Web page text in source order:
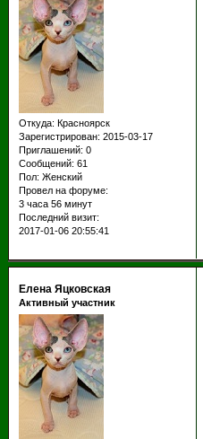
Откуда: Красноярск
Зарегистрирован: 2015-03-17
Приглашений: 0
Сообщений: 61
Пол: Женский
Провел на форуме:
3 часа 56 минут
Последний визит:
2017-01-06 20:55:41
Елена Яцковская
Активный участник